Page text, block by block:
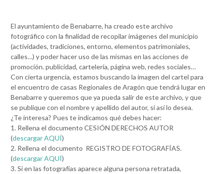
El ayuntamiento de Benabarre, ha creado este archivo
fotográfico con la finalidad de recopilar imágenes del municipio
(actividades, tradiciones, entorno, elementos patrimoniales,
calles…) y poder hacer uso de las mismas en las acciones de
promoción. publicidad, cartelería, página web, redes sociales…
Con cierta urgencia, estamos buscando la imagen del cartel para
el encuentro de casas Regionales de Aragón que tendrá lugar en
Benabarre y queremos que ya pueda salir de este archivo, y que
se publique con el nombre y apellido del autor, si así lo desea.
¿Te interesa? Pues te indicamos qué debes hacer:
1. Rellena el documento CESIÓN DERECHOS AUTOR
(descargar AQUÍ)
2. Rellena el documento REGISTRO DE FOTOGRAFÍAS.
(descargar AQUÍ)
3. Si en las fotografías aparece alguna persona retratada,